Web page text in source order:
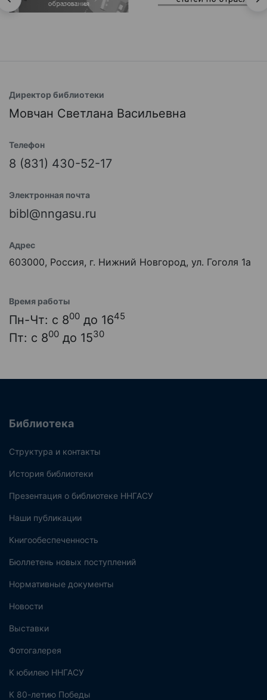
Директор библиотеки
Мовчан Светлана Васильевна
Телефон
8 (831) 430-52-17
Электронная почта
bibl@nngasu.ru
Адрес
603000, Россия, г. Нижний Новгород, ул. Гоголя 1а
Время работы
Пн-Чт: с 800 до 1645
Пт: с 800 до 1530
Библиотека
Структура и контакты
История библиотеки
Презентация о библиотеке ННГАСУ
Наши публикации
Книгообеспеченность
Бюллетень новых поступлений
Нормативные документы
Новости
Выставки
Фотогалерея
К юбилею ННГАСУ
К 80-летию Победы